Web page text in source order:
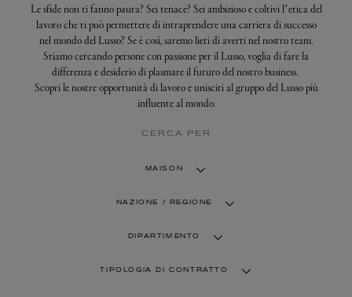
SOSTENIBILITÀ
FINANCE
MEDIA
Le sfide non ti fanno paura? Sei tenace? Sei ambizioso e coltivi l’etica del
lavoro che ti può permettere di intraprendere una carriera di successo
nel mondo del Lusso? Se è così, saremo lieti di averti nel nostro team.
Stiamo cercando persone con passione per il Lusso, voglia di fare la
differenza e desiderio di plasmare il futuro del nostro business.
Scopri le nostre opportunità di lavoro e unisciti al gruppo del Lusso più
influente al mondo.
CERCA PER
MAISON
NAZIONE / REGIONE
DIPARTIMENTO
TIPOLOGIA DI CONTRATTO